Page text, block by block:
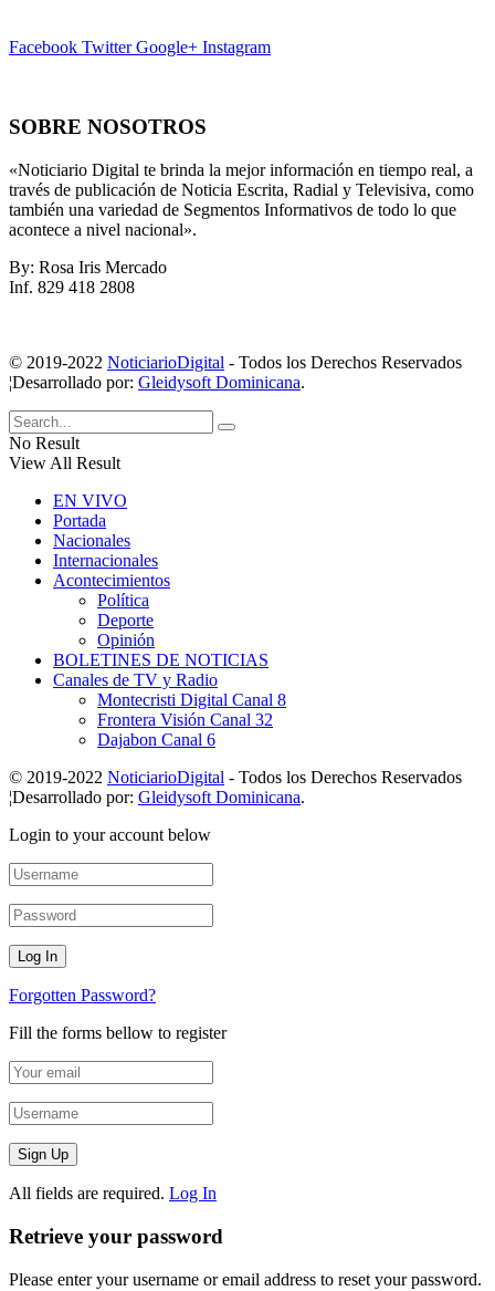
Facebook Twitter Google+ Instagram
SOBRE NOSOTROS
«Noticiario Digital te brinda la mejor información en tiempo real, a
través de publicación de Noticia Escrita, Radial y Televisiva, como
también una variedad de Segmentos Informativos de todo lo que
acontece a nivel nacional».
By: Rosa Iris Mercado
Inf. 829 418 2808
© 2019-2022 NoticiarioDigital - Todos los Derechos Reservados
¦Desarrollado por: Gleidysoft Dominicana.
No Result
View All Result
EN VIVO
Portada
Nacionales
Internacionales
Acontecimientos
Política
Deporte
Opinión
BOLETINES DE NOTICIAS
Canales de TV y Radio
Montecristi Digital Canal 8
Frontera Visión Canal 32
Dajabon Canal 6
© 2019-2022 NoticiarioDigital - Todos los Derechos Reservados
¦Desarrollado por: Gleidysoft Dominicana.
Login to your account below
Forgotten Password?
Fill the forms bellow to register
All fields are required. Log In
Retrieve your password
Please enter your username or email address to reset your password.